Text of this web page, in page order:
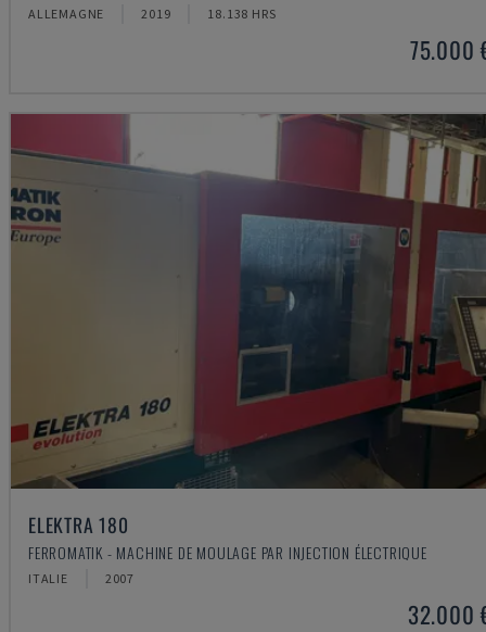
ALLEMAGNE 2019 18.138 HRS
75.000
ELEKTRA 180
FERROMATIK - MACHINE DE MOULAGE PAR INJECTION ÉLECTRIQUE
ITALIE 2007
32.000